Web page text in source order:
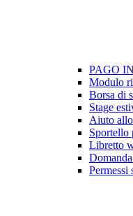
PAGO
Modulo
Borsa di
Stage
Aiuto
Sportello
Libretto
Permessi